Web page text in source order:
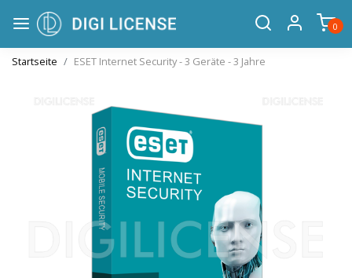
0
Startseite ESET Internet Security - 3 Geräte - 3 Jahre